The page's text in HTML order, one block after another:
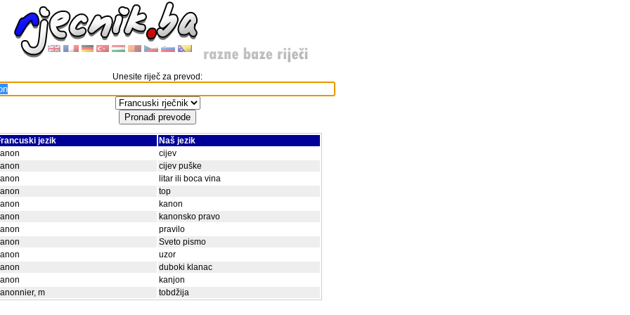
Unesite riječ za prevod:
jezik
Naš jezik
cijev
cijev puške
litar ili boca vina
top
kanon
kanonsko pravo
pravilo
Sveto pismo
uzor
duboki klanac
kanjon
m
tobdžija